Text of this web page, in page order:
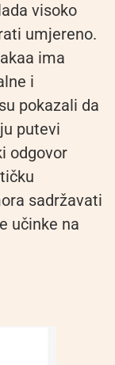
visoko
umjereno.
ima
i
pokazali da
putevi
odgovor
sadržavati
učinke na